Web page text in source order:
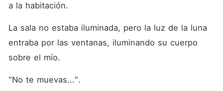
a la habitación.
La sala no estaba iluminada, pero la luz de la luna
entraba por las ventanas, iluminando su cuerpo
sobre el mío.
"No te muevas...".